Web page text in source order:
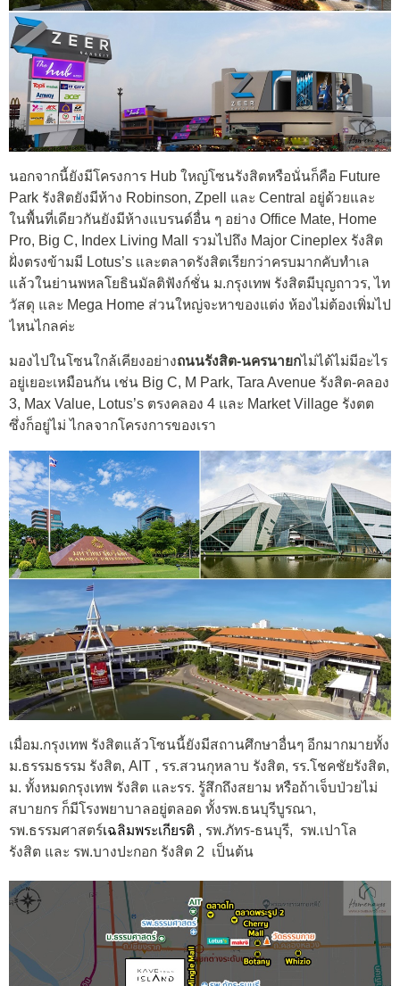
นอกจากนี้ยังมีโครงการ Hub ใหญ่โซนรังสิตหรือนั่นก็คือ Future
Park รังสิตยังมีห้าง Robinson, Zpell และ Central อยู่ด้วยและ
ในพื้นที่เดียวกันยังมีห้างแบรนด์อื่น ๆ อย่าง Office Mate, Home
Pro, Big C, Index Living Mall รวมไปถึง Major Cineplex รังสิต
ฝั่งตรงข้ามมี Lotus’s และตลาดรังสิตเรียกว่าครบมากคับทำเล
แล้วในย่านพหลโยธินมัลติฟังก์ชั่น ม.กรุงเทพ รังสิตมีบุญถาวร, ไท
วัสดุ และ Mega Home ส่วนใหญ่จะหาของแต่ง ห้องไม่ต้องเพิ่มไป
ไหนไกลค่ะ
มองไปในโซนใกล้เคียงอย่างถนนรังสิต-นครนายกไม่ได้ไม่มีอะไร
อยู่เยอะเหมือนกัน เช่น Big C, M Park, Tara Avenue รังสิต-คลอง
3, Max Value, Lotus’s ตรงคลอง 4 และ Market Village รังตต
ซึ่งก็อยู่ไม่ ไกลจากโครงการของเรา
เมื่อม.กรุงเทพ รังสิตแล้วโซนนี้ยังมีสถานศึกษาอื่นๆ อีกมากมายทั้ง
ม.ธรรมธรรม รังสิต, AIT , รร.สวนกุหลาบ รังสิต, รร.โชคชัยรังสิต,
ม. ทั้งหมดกรุงเทพ รังสิต และรร. รู้สึกถึงสยาม หรือถ้าเจ็บป่วยไม่
สบายกร ก็มีโรงพยาบาลอยู่ตลอด ทั้งรพ.ธนบุรีบูรณา,
รพ.ธรรมศาสตร์เฉลิมพระเกียรติ , รพ.ภัทร-ธนบุรี, รพ.เปาโล
รังสิต และ รพ.บางปะกอก รังสิต 2 เป็นต้น